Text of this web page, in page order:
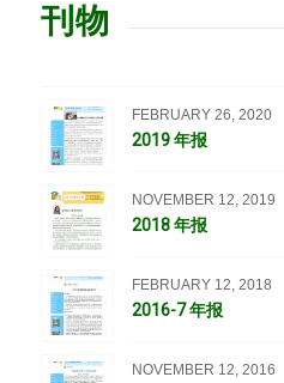
刊物
FEBRUARY 26, 2020
2019 年报
NOVEMBER 12, 2019
2018 年报
FEBRUARY 12, 2018
2016-7 年报
NOVEMBER 12, 2016